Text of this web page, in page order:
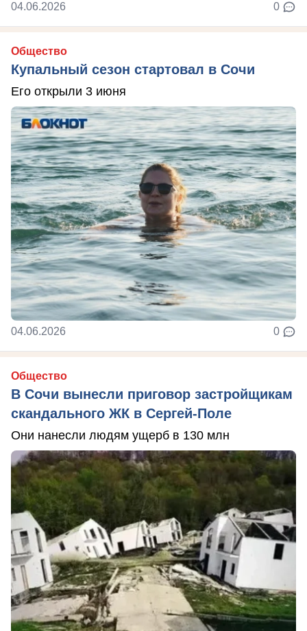
04.06.2026 0
Общество
Купальный сезон стартовал в Сочи
Его открыли 3 июня
04.06.2026 0
Общество
В Сочи вынесли приговор застройщикам
скандального ЖК в Сергей-Поле
Они нанесли людям ущерб в 130 млн